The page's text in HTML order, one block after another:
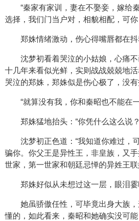
“秦家有家训，妻在不娶妾，嫁给
选择，我们门当户对，相貌相配，可
郑姝情绪激动，伤心得嘴唇都在抖
沈梦初看着哭泣的小姑娘，心痛不
十几年来看似光鲜，实则战战兢兢地
哭泣的郑姝，郑姝似是伤心极了，没有
“就算没有我，你和秦昭也不能在
郑姝猛地抬头：“你凭什么这么说
沈梦初正色道：“我知道你难过，
骗你。你父王是异性王，非皇族，又
世家，第一世家和朝廷忌惮的异姓王
郑姝好似从未想过这一层，眼泪霎
她虽骄傲任性，可毕竟出身大族
懂的，如此看来，秦昭和她确实没可